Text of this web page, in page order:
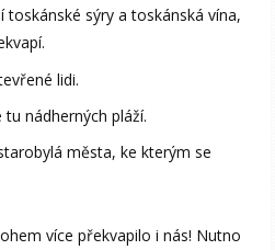
toskánské sýry a toskánská vína,
lidi.
nádherných pláží.
města, ke kterým se
více překvapilo i nás! Nutno